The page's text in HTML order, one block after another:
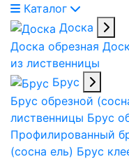
Каталог
Доска
Доска обрезная
из лиственницы
Брус
Брус обрезной
лиственницы Брус
Профилированный
(сосна ель) Брус